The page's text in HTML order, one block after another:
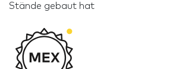
Stände gebaut hat